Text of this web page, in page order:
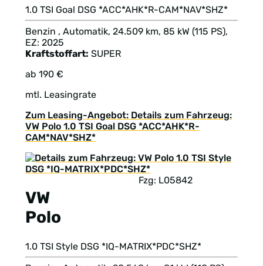
1.0 TSI Goal DSG *ACC*AHK*R-CAM*NAV*SHZ*
Benzin , Automatik, 24.509 km, 85 kW (115 PS),
EZ: 2025
Kraftstoffart: SUPER
ab 190 €
mtl. Leasingrate
Zum Leasing-Angebot: Details zum Fahrzeug:
VW Polo 1.0 TSI Goal DSG *ACC*AHK*R-
CAM*NAV*SHZ*
VW
Polo
Fzg: L05842
1.0 TSI Style DSG *IQ-MATRIX*PDC*SHZ*